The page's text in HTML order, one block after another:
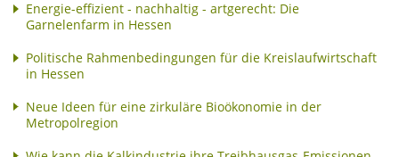
Energie-effizient - nachhaltig - artgerecht: Die
Garnelenfarm in Hessen
Politische Rahmenbedingungen für die Kreislaufwirtschaft
in Hessen
Neue Ideen für eine zirkuläre Bioökonomie in der
Metropolregion